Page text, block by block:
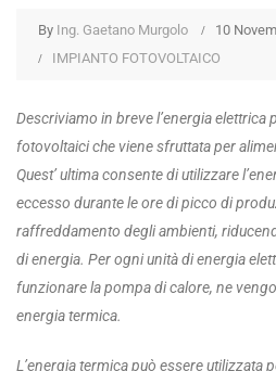
By Ing. Gaetano Murgolo 10
IMPIANTO FOTOVOLTAICO
Descriviamo in breve l’energia elettrica
fotovoltaici che viene sfruttata per
Quest’ ultimaconsente di utilizzare
eccesso durante le ore di picco di
raffreddamento degli ambienti,
di energia. Per ogni unità di energia
funzionare la pompa di calore, ne
energia termica.
L’energia termica può essere utilizzata